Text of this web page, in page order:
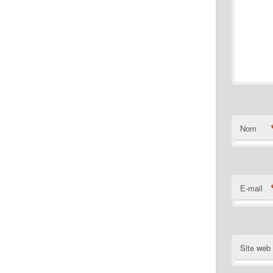
Nom
E-mail
Site web